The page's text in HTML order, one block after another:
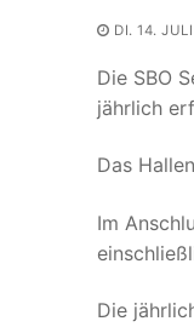
DI. 14.
Die SBO
jährlich
Das
Im
Die